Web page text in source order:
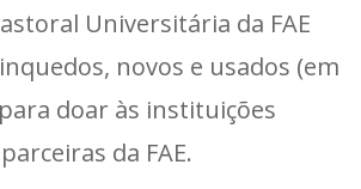
Universitária da FAE
novos e usados (em
doar às instituições
da FAE.